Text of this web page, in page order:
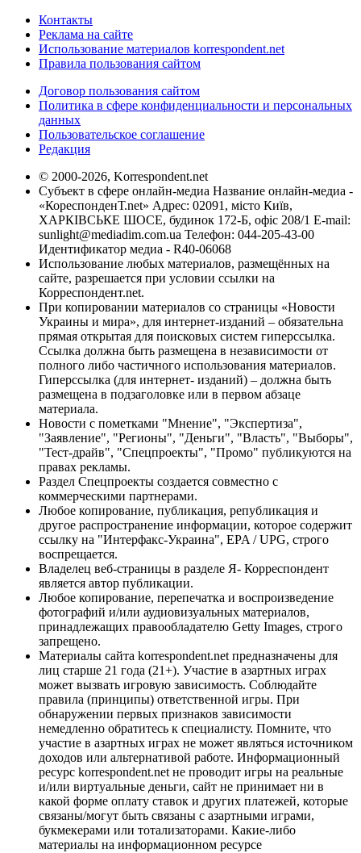
Контакты
Реклама на сайте
Использование материалов korrespondent.net
Правила пользования сайтом
Договор пользования сайтом
Политика в сфере конфиденциальности и персональных
данных
Пользовательское соглашение
Редакция
© 2000-2026, Korrespondent.net
Субъект в сфере онлайн-медиа Название онлайн-медиа -
«КореспонденТ.net» Адрес: 02091, місто Київ,
ХАРКІВСЬКЕ ШОСЕ, будинок 172-Б, офіс 208/1 E-mail:
sunlight@mediadim.com.ua Телефон: 044-205-43-00
Идентификатор медиа - R40-06068
Использование любых материалов, размещённых на
сайте, разрешается при условии ссылки на
Корреспондент.net.
При копировании материалов со страницы «Новости
Украины и мира», для интернет-изданий – обязательна
прямая открытая для поисковых систем гиперссылка.
Ссылка должна быть размещена в независимости от
полного либо частичного использования материалов.
Гиперссылка (для интернет- изданий) – должна быть
размещена в подзаголовке или в первом абзаце
материала.
Новости с пометками "Мнение", "Экспертиза",
"Заявление", "Регионы", "Деньги", "Власть", "Выборы",
"Тест-драйв", "Спецпроекты", "Промо" публикуются на
правах рекламы.
Раздел Спецпроекты создается совместно с
коммерческими партнерами.
Любое копирование, публикация, републикация и
другое распространение информации, которое содержит
ссылку на "Интерфакс-Украина", EPA / UPG, строго
воспрещается.
Владелец веб-страницы в разделе Я- Корреспондент
является автор публикации.
Любое копирование, перепечатка и воспроизведение
фотографий и/или аудиовизуальных материалов,
принадлежащих правообладателю Getty Images, строго
запрещено.
Материалы сайта korrespondent.net предназначены для
лиц старше 21 года (21+). Участие в азартных играх
может вызвать игровую зависимость. Соблюдайте
правила (принципы) ответственной игры. При
обнаружении первых признаков зависимости
немедленно обратитесь к специалисту. Помните, что
участие в азартных играх не может являться источником
доходов или альтернативой работе. Информационный
ресурс korrespondent.net не проводит игры на реальные
и/или виртуальные деньги, сайт не принимает ни в
какой форме оплату ставок и других платежей, которые
связаны/могут быть связаны с азартными играми,
букмекерами или тотализаторами. Какие-либо
материалы на информационном ресурсе